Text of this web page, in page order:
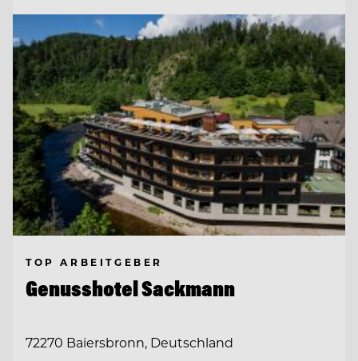
TOP ARBEITGEBER
Genusshotel Sackmann
72270 Baiersbronn, Deutschland